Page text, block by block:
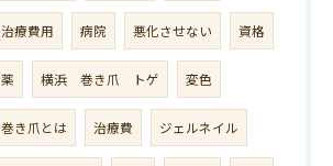
治療費用 病院 悪化させない 資格
薬 横浜 巻き爪 トゲ 変色
巻き爪とは 治療費 ジェルネイル